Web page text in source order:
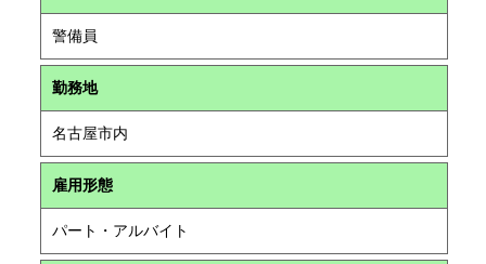
警備員
勤務地
名古屋市内
雇用形態
パート・アルバイト